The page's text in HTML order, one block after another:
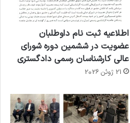
اطلاعیه ثبت نام داوطلبان
عضویت در ششمین دوره شورای
عالی کارشناسان رسمی دادگستری
21 ژوئن 2026